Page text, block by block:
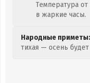
Температура от
в жаркие часы.
Народные приметы:
тихая — осень